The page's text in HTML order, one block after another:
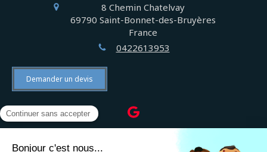
8 Chemin Chatelvay
69790 Saint-Bonnet-des-Bruyères
France
0422613953
Demander un devis